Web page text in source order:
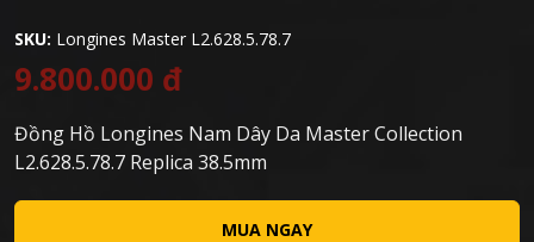
SKU: Longines Master L2.628.5.78.7
9.800.000 đ
Đồng Hồ Longines Nam Dây Da Master Collection
L2.628.5.78.7 Replica 38.5mm
MUA NGAY